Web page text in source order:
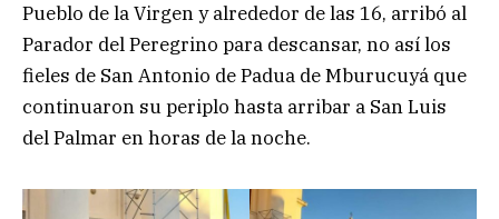
Pueblo de la Virgen y alrededor de las 16, arribó al
Parador del Peregrino para descansar, no así los
fieles de San Antonio de Padua de Mburucuyá que
continuaron su periplo hasta arribar a San Luis
del Palmar en horas de la noche.